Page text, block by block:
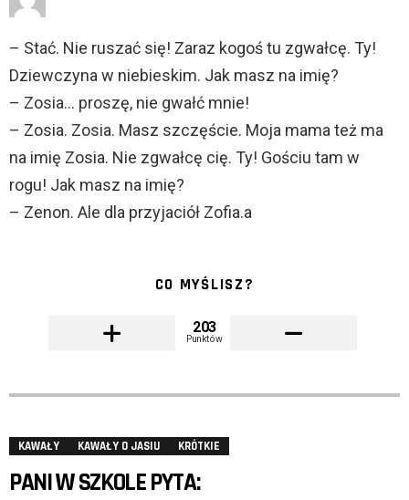
– Stać. Nie ruszać się! Zaraz kogoś tu zgwałcę. Ty!
Dziewczyna w niebieskim. Jak masz na imię?
– Zosia… proszę, nie gwałć mnie!
– Zosia. Zosia. Masz szczęście. Moja mama też ma
na imię Zosia. Nie zgwałcę cię. Ty! Gościu tam w
rogu! Jak masz na imię?
– Zenon. Ale dla przyjaciół Zofia.a
CO MYŚLISZ?
203
Punktów
KAWAŁY KAWAŁY O JASIU KRÓTKIE
PANI W SZKOLE PYTA: